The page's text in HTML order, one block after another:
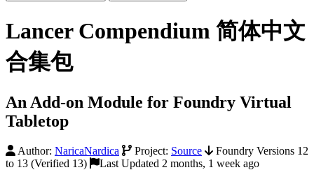
Lancer Compendium 简体中文
合集包
An Add-on Module for Foundry Virtual
Tabletop
Author: NaricaNardica Project: Source
Foundry Versions 12
to 13 (Verified 13)
Last Updated 2 months, 1 week ago